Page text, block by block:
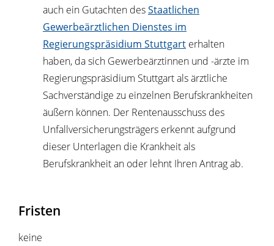
auch ein Gutachten desStaatlichen
Gewerbeärztlichen Dienstes im
Regierungspräsidium Stuttgart erhalten
haben, da sich Gewerbeärztinnen und -ärzte im
Regierungspräsidium Stuttgart als ärztliche
Sachverständige zu einzelnen Berufskrankheiten
äußern können. Der Rentenausschuss des
Unfallversicherungsträgers erkennt aufgrund
dieser Unterlagen die Krankheit als
Berufskrankheit an oder lehnt Ihren Antrag ab.
Fristen
keine